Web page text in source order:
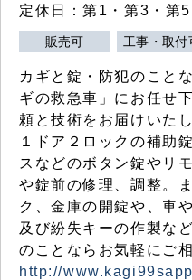
定休日：第1・第3・
販売可 工事・取付
カギと錠・防犯のこと
ギの救急車」にお任せ
頼と技術をお届けいたし
１ドア２ロックの補助
スなどのボタン錠やリ
や錠前の修理、調整。
ク、金庫の開錠や、車
及び紛失キーの作製な
のことならお気軽にご
http://